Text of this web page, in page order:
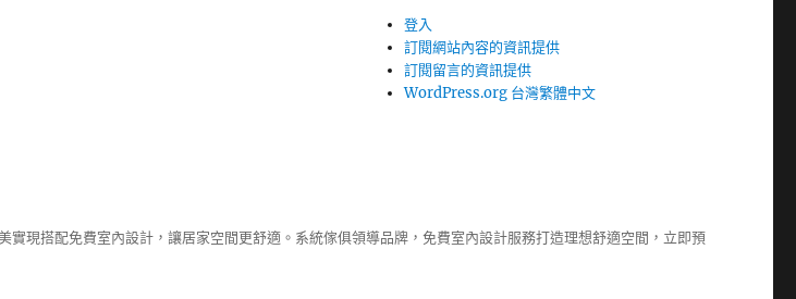
登入
訂閱網站內容的資訊提供
訂閱留言的資訊提供
WordPress.org 台灣繁體中文
現搭配免費室內設計，讓居家空間更舒適。 系統傢俱領導品牌，免費室內設計服務打造理想舒適空間，立即預